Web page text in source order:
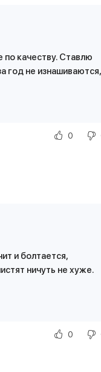
по качеству. Ставлю
год не изнашиваются,
0
и болтается,
ничуть не хуже.
0